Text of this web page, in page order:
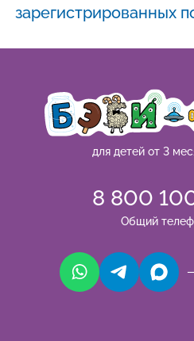
зарегистрированных
для детей от 3
8 800
Общий